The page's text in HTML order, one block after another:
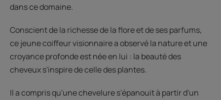
dans ce domaine.
Conscient de la richesse de la flore et de ses parfums,
ce jeune coiffeur visionnaire a observé la nature et une
croyance profonde est née en lui : la beauté des
cheveux s'inspire de celle des plantes.
Il a compris qu'une chevelure s'épanouit à partir d'un